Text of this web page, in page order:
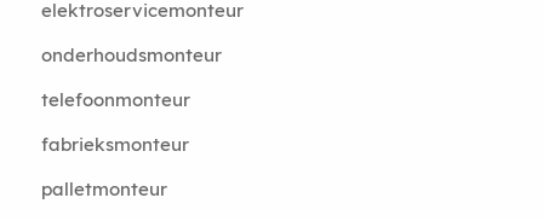
elektroservicemonteur
onderhoudsmonteur
telefoonmonteur
fabrieksmonteur
palletmonteur